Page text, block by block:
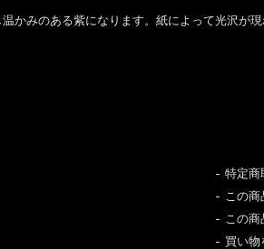
かみのある紫になります。紙によって光沢が
特定商
この
この
買い物